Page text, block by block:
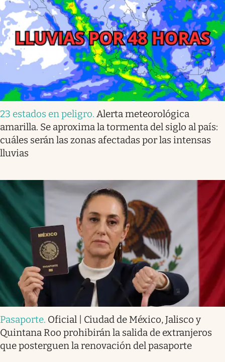
23 estados en peligro. Alerta meteorológica
amarilla. Se aproxima la tormenta del siglo al país:
cuáles serán las zonas afectadas por las intensas
lluvias
Pasaporte. Oficial | Ciudad de México, Jalisco y
Quintana Roo prohibirán la salida de extranjeros
que posterguen la renovación del pasaporte